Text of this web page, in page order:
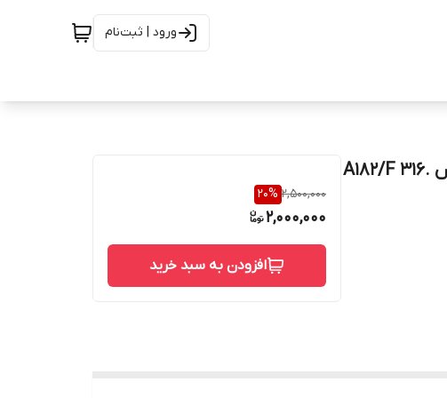
ورود | ثبت‌نام
فلنج استنلس استیل دنده "1/2 RF کلاس 600 جنس .A182/F 316
2,500,000
20%
2,000,000
افزودن به سبد خرید